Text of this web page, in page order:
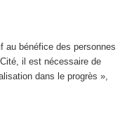
au bénéfice des personnes
il est nécessaire de
dans le progrès »,